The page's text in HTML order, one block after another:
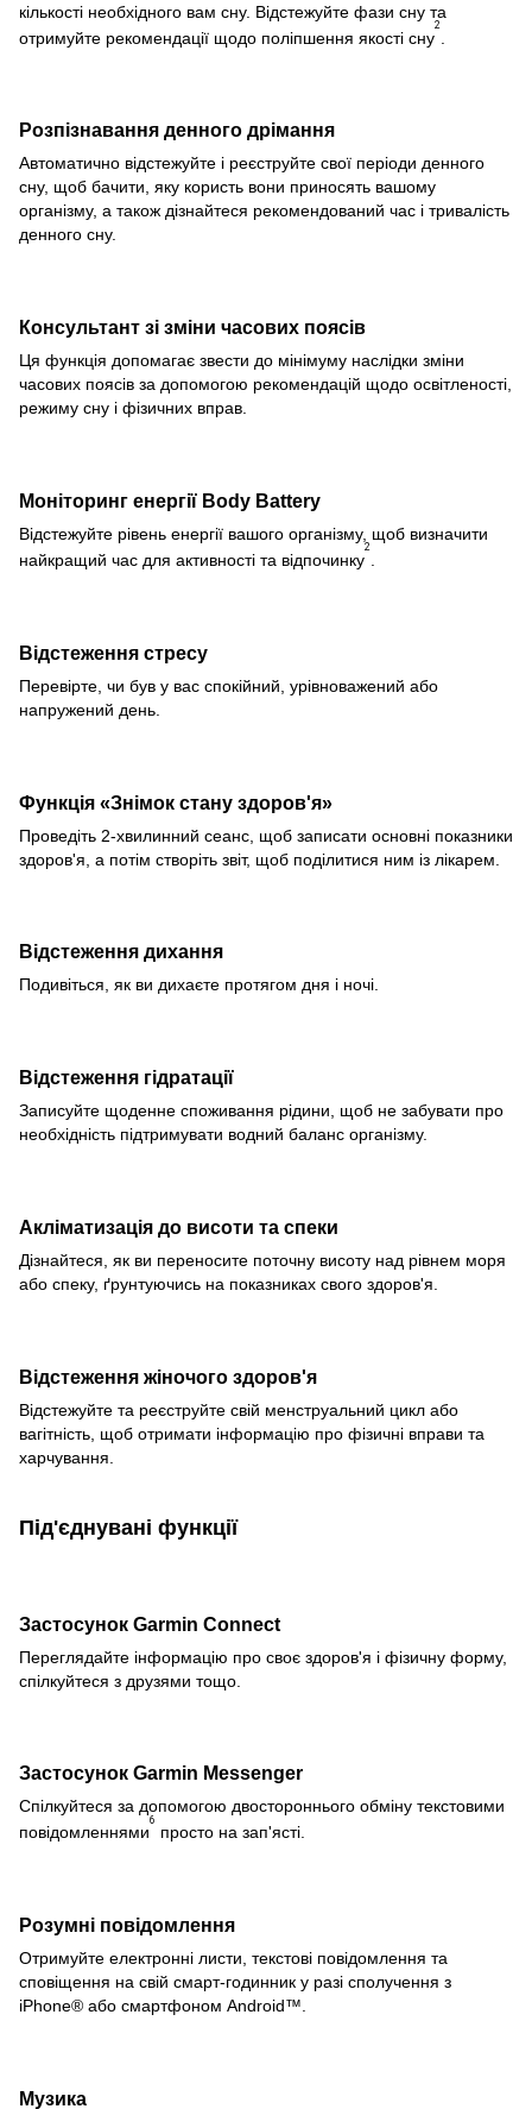
кількості необхідного вам сну. Відстежуйте фази сну та
отримуйте рекомендації щодо поліпшення якості сну
2
Розпізнавання денного дрімання
Автоматично відстежуйте і реєструйте свої періоди денного
сну, щоб бачити, яку користь вони приносять вашому
організму, а також дізнайтеся рекомендований час і тривалість
денного сну.
Консультант зі зміни часових поясів
Ця функція допомагає звести до мінімуму наслідки зміни
часових поясів за допомогою рекомендацій щодо освітленості,
режиму сну і фізичних вправ.
Моніторинг енергії Body Battery
Відстежуйте рівень енергії вашого організму, щоб визначити
найкращий час для активності та відпочинку
2
Відстеження стресу
Перевірте, чи був у вас спокійний, урівноважений або
напружений день.
Функція «Знімок стану здоров'я»
Проведіть 2-хвилинний сеанс, щоб записати основні показники
здоров'я, а потім створіть звіт, щоб поділитися ним із лікарем.
Відстеження дихання
Подивіться, як ви дихаєте протягом дня і ночі.
Відстеження гідратації
Записуйте щоденне споживання рідини, щоб не забувати про
необхідність підтримувати водний баланс організму.
Акліматизація до висоти та спеки
Дізнайтеся, як ви переносите поточну висоту над рівнем моря
або спеку, ґрунтуючись на показниках свого здоров'я.
Відстеження жіночого здоров'я
Відстежуйте та реєструйте свій менструальний цикл або
вагітність, щоб отримати інформацію про фізичні вправи та
харчування.
Під'єднувані функції
Застосунок Garmin Connect
Переглядайте інформацію про своє здоров'я і фізичну форму,
спілкуйтеся з друзями тощо.
Застосунок Garmin Messenger
Спілкуйтеся за допомогою двостороннього обміну текстовими
повідомленнями
6
просто на зап'ясті.
Розумні повідомлення
Отримуйте електронні листи, текстові повідомлення та
сповіщення на свій смарт-годинник у разі сполучення з
iPhone® або смартфоном Android™.
Музика